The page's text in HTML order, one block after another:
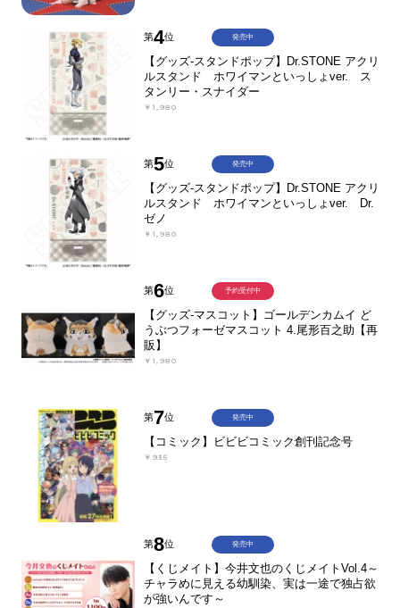
第4位
【グッズ-スタンドポップ】Dr.STONE アクリ
ルスタンド ホワイマンといっしょver. ス
タンリー・スナイダー
￥1,980
発売中
第5位
【グッズ-スタンドポップ】Dr.STONE アクリ
ルスタンド ホワイマンといっしょver. Dr.
ゼノ
￥1,980
発売中
第6位
【グッズ-マスコット】ゴールデンカムイ ど
うぶつフォーゼマスコット 4.尾形百之助【再
販】
￥1,980
予約受付中
第7位
【コミック】ビビビコミック創刊記念号
￥935
発売中
第8位
【くじメイト】今井文也のくじメイトVol.4～
チャラめに見える幼馴染、実は一途で独占欲
が強いんです～
発売中